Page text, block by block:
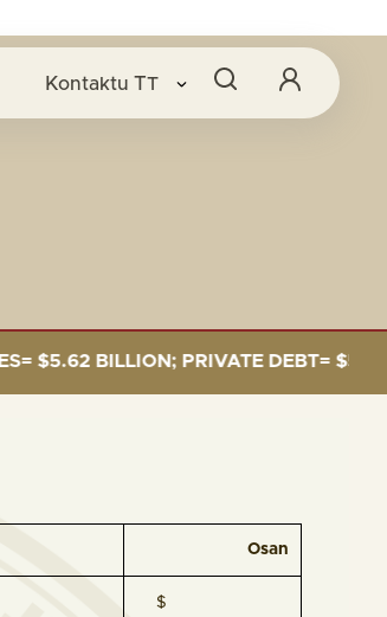
Kontaktu TT
BILLION; PRIVATE DEBT= $589
Osan
$